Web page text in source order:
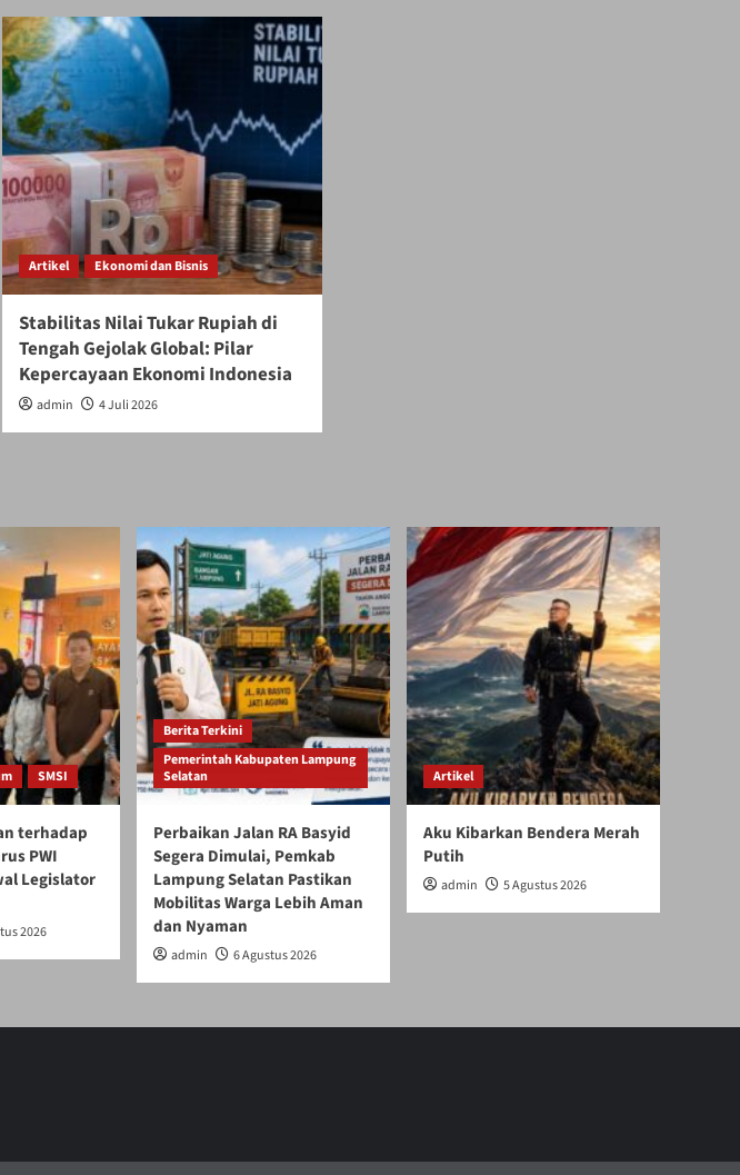
Artikel Ekonomi dan Bisnis
Stabilitas Nilai Tukar Rupiah di
Tengah Gejolak Global: Pilar
Kepercayaan Ekonomi Indonesia
admin 4 Juli 2026
SMSI
terhadap
PWI
Legislator
2026
Berita Terkini
Pemerintah Kabupaten Lampung
Selatan
Perbaikan Jalan RA Basyid
Segera Dimulai, Pemkab
Lampung Selatan Pastikan
Mobilitas Warga Lebih Aman
dan Nyaman
admin 6 Agustus 2026
Artikel
Aku Kibarkan Bendera Merah
Putih
admin 5 Agustus 2026